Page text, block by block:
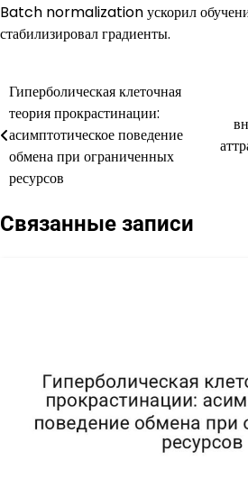
Batch normalization ускорил
стабилизировал градиенты.
Навигация
по
записям
Гиперболическая клеточная
теория прокрастинации:
асимптотическое поведение
обмена при ограниченных
ресурсов
Связанные записи